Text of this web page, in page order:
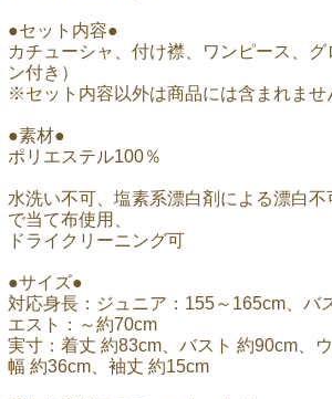
●セット内容●
カチューシャ、付け襟、ワンピース、
ン付き）
※セット内容以外は商品には含まれませ
●素材●
ポリエステル100％
水洗い不可、塩素系漂白剤による漂白
で当て布使用、
ドライクリーニング可
●サイズ●
対応身長：ジュニア：155～165cm、バ
エスト：～約70cm
実寸：着丈 約83cm、バスト 約90cm、
幅 約36cm、袖丈 約15cm